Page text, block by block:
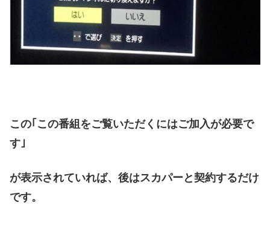
この｢この番組をご覧いただくにはご加入が必要で
す｣
が表示されていれば、後はスカパーと契約するだけ
です。